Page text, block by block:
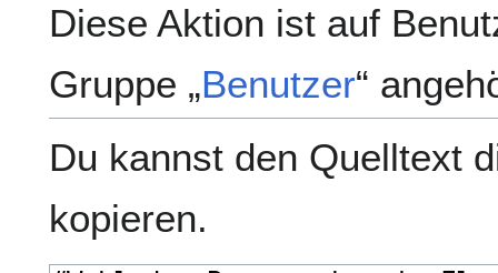
Diese Aktion ist auf
Gruppe „Benutzer“
Du kannst den Quelltext
kopieren.